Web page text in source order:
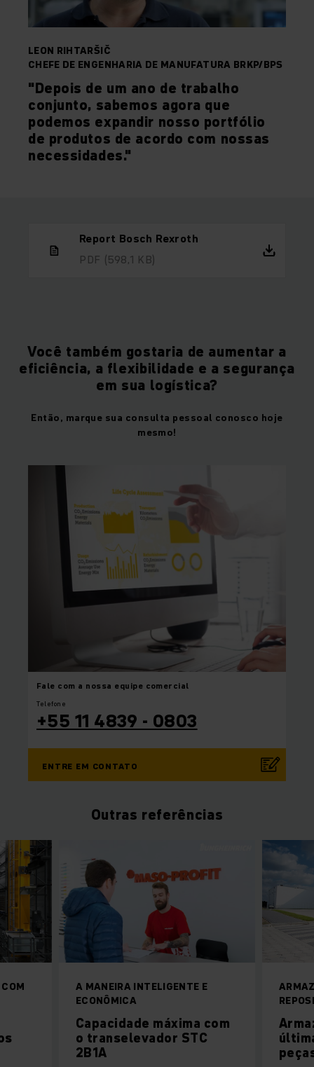
LEON RIHTARŠIČ
CHEFE DE ENGENHARIA DE MANUFATURA BRKP/BPS
"Depois de um ano de trabalho
conjunto, sabemos agora que
podemos expandir nosso portfólio
de produtos de acordo com nossas
necessidades."
Report Bosch Rexroth
PDF (598,1 KB)
Você também gostaria de aumentar a
eficiência, a flexibilidade e a segurança
em sua logística?
Então, marque sua consulta pessoal conosco hoje
mesmo!
Fale com a nossa equipe comercial
Telefone
+55 11 4839 - 0803
ENTRE EM CONTATO
Outras referências
A MANEIRA INTELIGENTE E
ECONÔMICA
Capacidade máxima com
o transelevador STC
2B1A